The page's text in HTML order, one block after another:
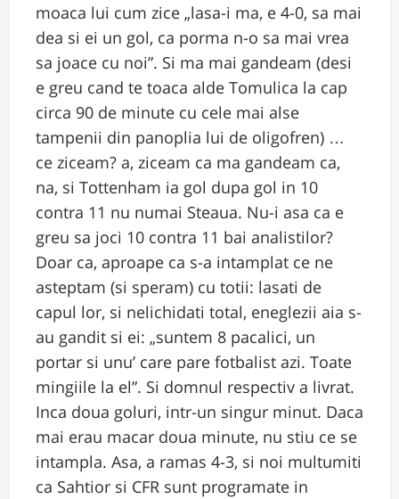
moaca lui cum zice „lasa-i ma, e 4-0, sa mai
dea si ei un gol, ca porma n-o sa mai vrea
sa joace cu noi”. Si ma mai gandeam (desi
e greu cand te toaca alde Tomulica la cap
circa 90 de minute cu cele mai alse
tampenii din panoplia lui de oligofren) …
ce ziceam? a, ziceam ca ma gandeam ca,
na, si Tottenham ia gol dupa gol in 10
contra 11 nu numai Steaua. Nu-i asa ca e
greu sa joci 10 contra 11 bai analistilor?
Doar ca, aproape ca s-a intamplat ce ne
asteptam (si speram) cu totii: lasati de
capul lor, si nelichidati total, eneglezii aia s-
au gandit si ei: „suntem 8 pacalici, un
portar si unu’ care pare fotbalist azi. Toate
mingiile la el”. Si domnul respectiv a livrat.
Inca doua goluri, intr-un singur minut. Daca
mai erau macar doua minute, nu stiu ce se
intampla. Asa, a ramas 4-3, si noi multumiti
ca Sahtior si CFR sunt programate in